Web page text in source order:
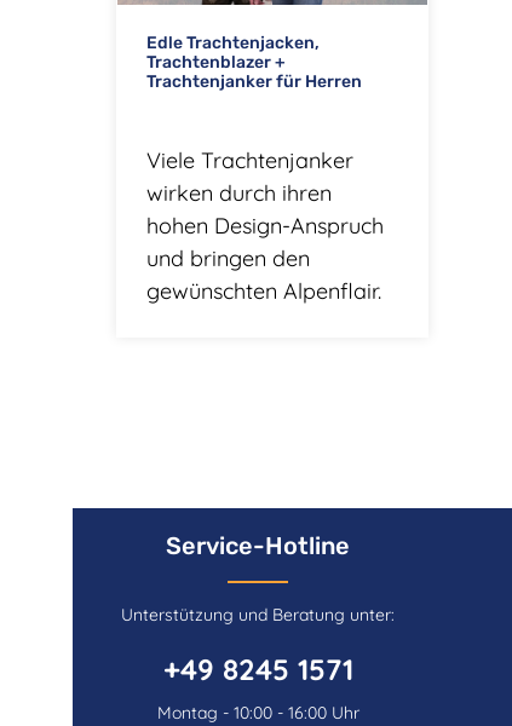
Edle Trachtenjacken,
Trachtenblazer +
Trachtenjanker für Herren
Viele Trachtenjanker
wirken durch ihren
hohen Design-Anspruch
und bringen den
gewünschten Alpenflair.
Service-Hotline
Unterstützung und Beratung unter:
+49 8245 1571
Montag - 10:00 - 16:00 Uhr